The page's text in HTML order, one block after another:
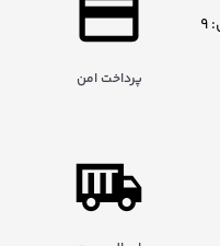
ساعات کاری: 9
پرداخت امن